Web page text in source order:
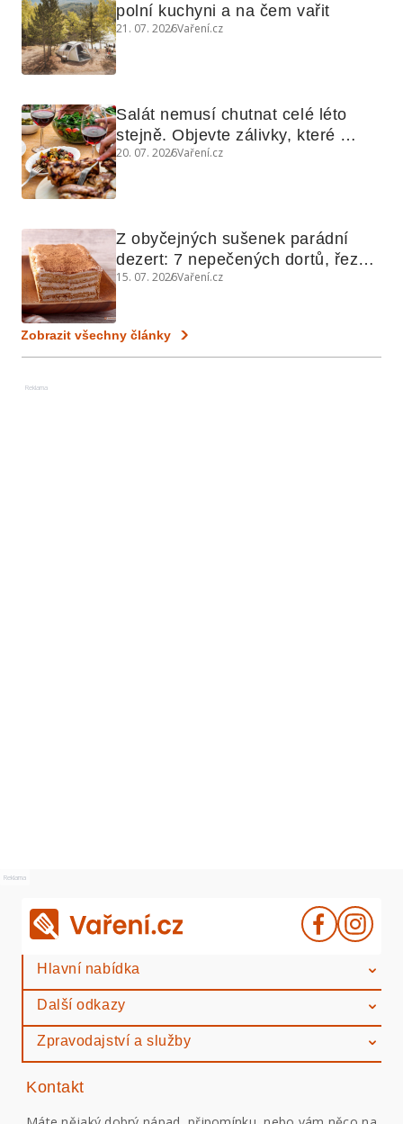
polní kuchyni a na čem vařit
21. 07. 2026Vaření.cz
Salát nemusí chutnat celé léto
stejně. Objevte zálivky, které
využijete i na maso, nudle nebo
20. 07. 2026Vaření.cz
Z obyčejných sušenek parádní
dezert: 7 nepečených dortů, řezů
a koláčů
15. 07. 2026Vaření.cz
Zobrazit všechny články
Reklama
Reklama
Hlavní nabídka
Další odkazy
Zpravodajství a služby
Kontakt